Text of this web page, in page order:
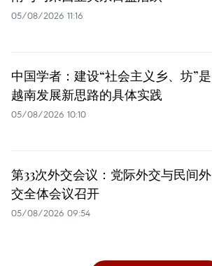
05/08/2026 11:16
中国学者：建设“社会主义乡、坊”是
越南发展新思路的具体实践
05/08/2026 10:10
第33次外交会议：党际外交与民间外
交全体会议召开
05/08/2026 09:54